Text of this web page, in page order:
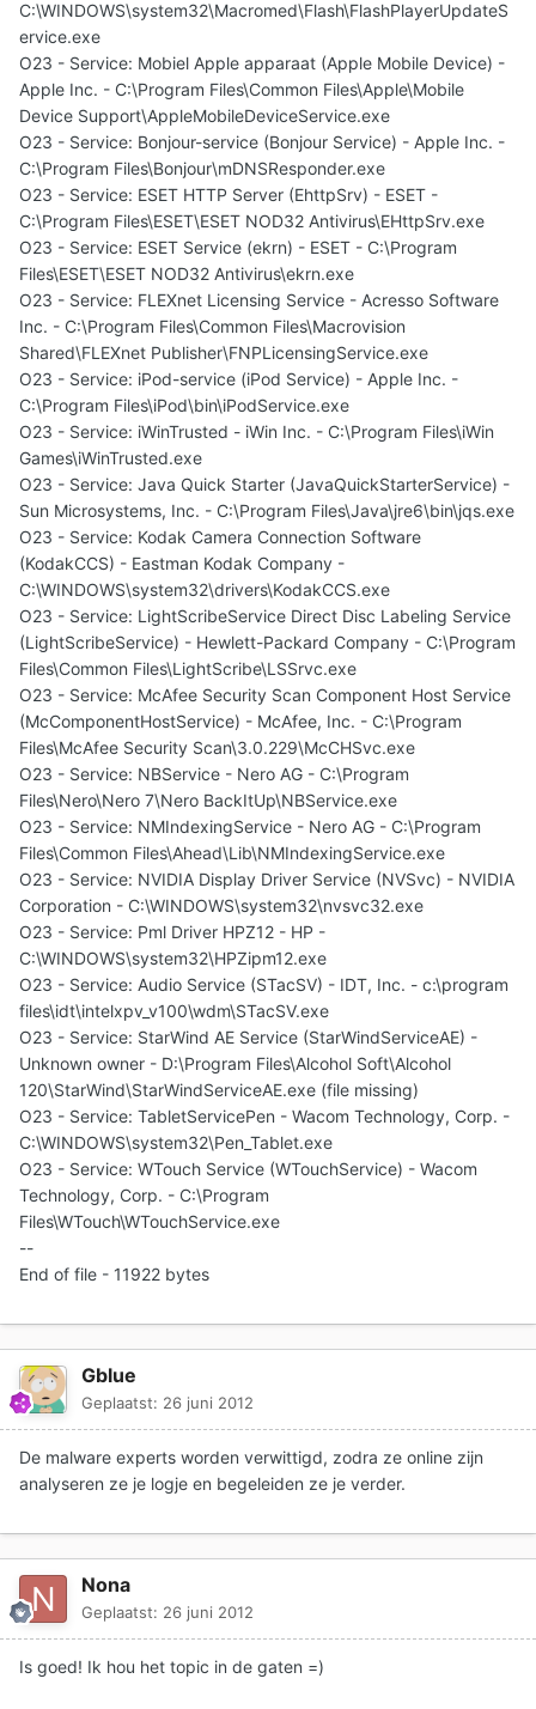
C:\WINDOWS\system32\Macromed\Flash\FlashPlayerUpdateS
ervice.exe
O23 - Service: Mobiel Apple apparaat (Apple Mobile Device) -
Apple Inc. - C:\Program Files\Common Files\Apple\Mobile
Device Support\AppleMobileDeviceService.exe
O23 - Service: Bonjour-service (Bonjour Service) - Apple Inc. -
C:\Program Files\Bonjour\mDNSResponder.exe
O23 - Service: ESET HTTP Server (EhttpSrv) - ESET -
C:\Program Files\ESET\ESET NOD32 Antivirus\EHttpSrv.exe
O23 - Service: ESET Service (ekrn) - ESET - C:\Program
Files\ESET\ESET NOD32 Antivirus\ekrn.exe
O23 - Service: FLEXnet Licensing Service - Acresso Software
Inc. - C:\Program Files\Common Files\Macrovision
Shared\FLEXnet Publisher\FNPLicensingService.exe
O23 - Service: iPod-service (iPod Service) - Apple Inc. -
C:\Program Files\iPod\bin\iPodService.exe
O23 - Service: iWinTrusted - iWin Inc. - C:\Program Files\iWin
Games\iWinTrusted.exe
O23 - Service: Java Quick Starter (JavaQuickStarterService) -
Sun Microsystems, Inc. - C:\Program Files\Java\jre6\bin\jqs.exe
O23 - Service: Kodak Camera Connection Software
(KodakCCS) - Eastman Kodak Company -
C:\WINDOWS\system32\drivers\KodakCCS.exe
O23 - Service: LightScribeService Direct Disc Labeling Service
(LightScribeService) - Hewlett-Packard Company - C:\Program
Files\Common Files\LightScribe\LSSrvc.exe
O23 - Service: McAfee Security Scan Component Host Service
(McComponentHostService) - McAfee, Inc. - C:\Program
Files\McAfee Security Scan\3.0.229\McCHSvc.exe
O23 - Service: NBService - Nero AG - C:\Program
Files\Nero\Nero 7\Nero BackItUp\NBService.exe
O23 - Service: NMIndexingService - Nero AG - C:\Program
Files\Common Files\Ahead\Lib\NMIndexingService.exe
O23 - Service: NVIDIA Display Driver Service (NVSvc) - NVIDIA
Corporation - C:\WINDOWS\system32\nvsvc32.exe
O23 - Service: Pml Driver HPZ12 - HP -
C:\WINDOWS\system32\HPZipm12.exe
O23 - Service: Audio Service (STacSV) - IDT, Inc. - c:\program
files\idt\intelxpv_v100\wdm\STacSV.exe
O23 - Service: StarWind AE Service (StarWindServiceAE) -
Unknown owner - D:\Program Files\Alcohol Soft\Alcohol
120\StarWind\StarWindServiceAE.exe (file missing)
O23 - Service: TabletServicePen - Wacom Technology, Corp. -
C:\WINDOWS\system32\Pen_Tablet.exe
O23 - Service: WTouch Service (WTouchService) - Wacom
Technology, Corp. - C:\Program
Files\WTouch\WTouchService.exe
--
End of file - 11922 bytes
Gblue
Geplaatst: 26 juni 2012
De malware experts worden verwittigd, zodra ze online zijn
analyseren ze je logje en begeleiden ze je verder.
Nona
Geplaatst: 26 juni 2012
Is goed! Ik hou het topic in de gaten =)